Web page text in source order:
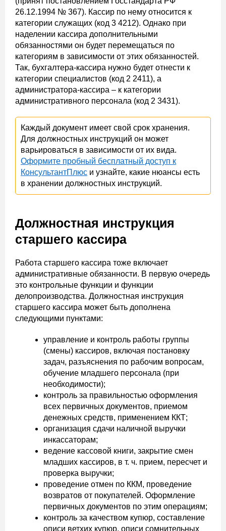
26.12.1994 № 367). Кассир по нему относится к
категории служащих (код 3 4212). Однако при
наделении кассира дополнительными
обязанностями он будет перемещаться по
категориям в зависимости от этих обязанностей.
Так, бухгалтера-кассира нужно будет отнести к
категории специалистов (код 2 2411), а
администратора-кассира – к категории
административного персонала (код 2 3431).
Каждый документ имеет свой срок хранения.
Для должностных инструкций он может
варьироваться в зависимости от их вида.
Оформите пробный бесплатный доступ к
КонсультантПлюс и узнайте, какие нюансы есть
в хранении должностных инструкций.
Должностная инструкция
старшего кассира
Работа старшего кассира тоже включает
административные обязанности. В первую очередь
это контрольные функции и функции
делопроизводства. Должностная инструкция
старшего кассира может быть дополнена
следующими пунктами:
управление и контроль работы группы
(смены) кассиров, включая постановку
задач, разъяснения по рабочим вопросам,
обучение младшего персонала (при
необходимости);
контроль за правильностью оформления
всех первичных документов, приемом
денежных средств, применением ККТ;
организация сдачи наличной выручки
инкассаторам;
ведение кассовой книги, закрытие смен
младших кассиров, в т. ч. прием, пересчет и
проверка выручки;
проведение отмен по ККМ, проведение
возвратов от покупателей. Оформление
первичных документов по этим операциям;
контроль за качеством купюр, составление
описи ветхих купюр, описи сомнительных